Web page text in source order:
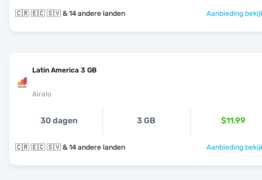
🇨🇷 🇪🇨 🇸🇻 & 14 andere landen Aanbieding
Latin America 3 GB
Airalo
30 dagen 3 GB $11.99
🇨🇷 🇪🇨 🇸🇻 & 14 andere landen Aanbieding